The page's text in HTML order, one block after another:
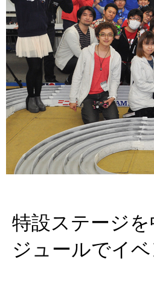
特設ステージ
ジュールでイ